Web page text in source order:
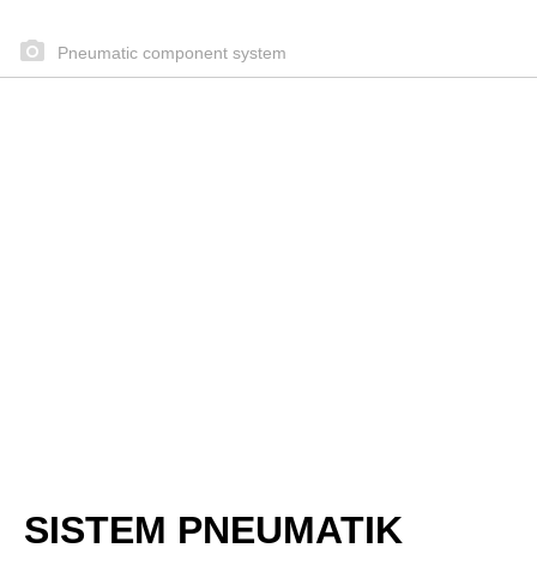
Pneumatic component system
SISTEM PNEUMATIK